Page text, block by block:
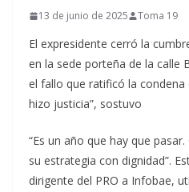
13 de junio de 2025 Toma 19
El expresidente cerró la
en la sede porteña de la calle
el fallo que ratificó la condena
hizo justicia”, sostuvo
“Es un año que hay que
su estrategia con dignidad”.
dirigente del PRO a Infobae,